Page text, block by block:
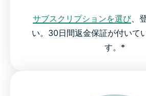
サブスクリプションを選び、
い。30日間返金保証が付いて
す。*